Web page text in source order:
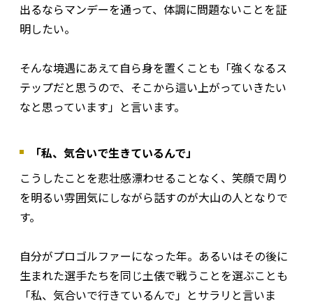
出るならマンデーを通って、体調に問題ないことを証
明したい。
そんな境遇にあえて自ら身を置くことも「強くなるス
テップだと思うので、そこから這い上がっていきたい
なと思っています」と言います。
「私、気合いで生きているんで」
こうしたことを悲壮感漂わせることなく、笑顔で周り
を明るい雰囲気にしながら話すのが大山の人となりで
す。
自分がプロゴルファーになった年。あるいはその後に
生まれた選手たちを同じ土俵で戦うことを選ぶことも
「私、気合いで行きているんで」とサラリと言いま